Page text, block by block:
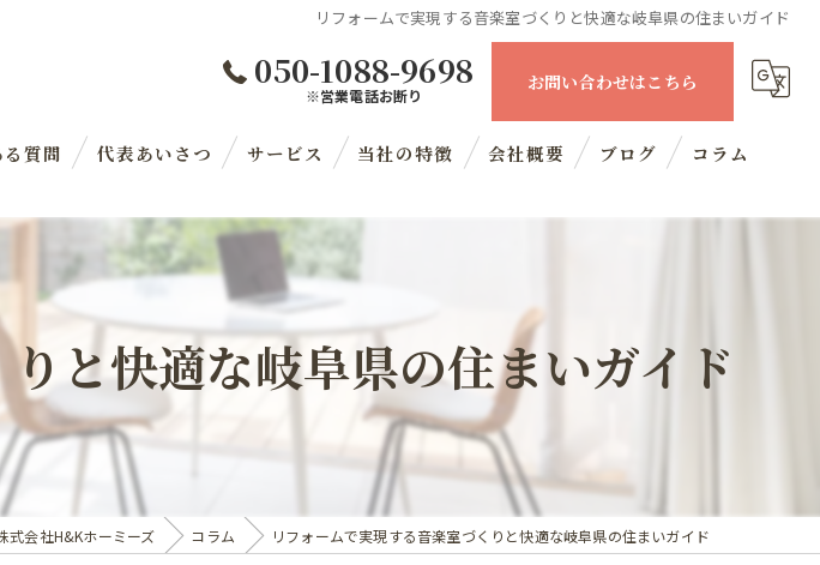
リフォームで実現する音楽室づくりと快適な岐阜県の住まいガイド
050-1088-9698
※営業電話お断り
お問い合わせはこちら
質問 代表あいさつ サービス 当社の特徴
マンション
リノベーション
水回り
会社概要 ブログ コラム
と快適な岐阜県の住まいガイド
式会社H&Kホーミーズ コラム リフォームで実現する音楽室づくりと快適な岐阜県の住まいガイド